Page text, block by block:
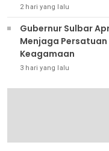
2 hari yang lalu
Gubernur Sulbar
Menjaga
Keagamaan
3 hari yang lalu